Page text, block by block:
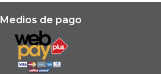
Medios de pago